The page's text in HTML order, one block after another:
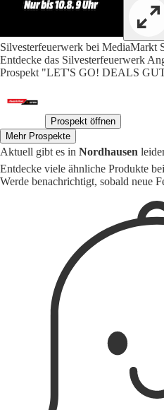
Silvesterfeuerwerk bei MediaMarkt
Entdecke das Silvesterfeuerwerk
Prospekt "LET'S GO! DEALS
Prospekt öffnen
Mehr Prospekte
Aktuell gibt es in Nordhausen
Entdecke viele ähnliche Produkte
Werde benachrichtigt, sobald neue